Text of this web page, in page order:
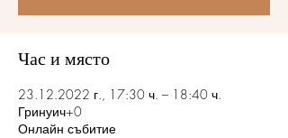
Час и място
23.12.2022 г., 17:30 ч. – 18:40 ч.
Гринуич+0
Онлайн събитие